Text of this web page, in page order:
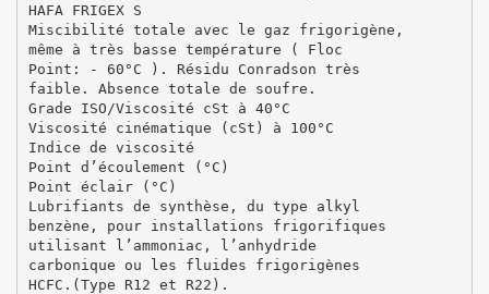
HAFA FRIGEX S
Miscibilité totale avec le gaz frigorigène,
même à très basse température ( Floc
Point: - 60°C ). Résidu Conradson très
faible. Absence totale de soufre.
Grade ISO/Viscosité cSt à 40°C
Viscosité cinématique (cSt) à 100°C
Indice de viscosité
Point d’écoulement (°C)
Point éclair (°C)
Lubrifiants de synthèse, du type alkyl
benzène, pour installations frigorifiques
utilisant l’ammoniac, l’anhydride
carbonique ou les fluides frigorigènes
HCFC.(Type R12 et R22).